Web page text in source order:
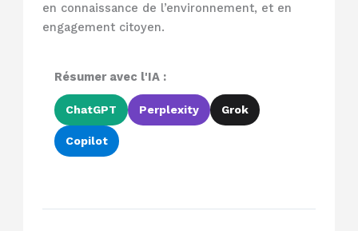
en connaissance de l’environnement, et en
engagement citoyen.
Résumer avec l'IA :
ChatGPT Perplexity Grok
Copilot